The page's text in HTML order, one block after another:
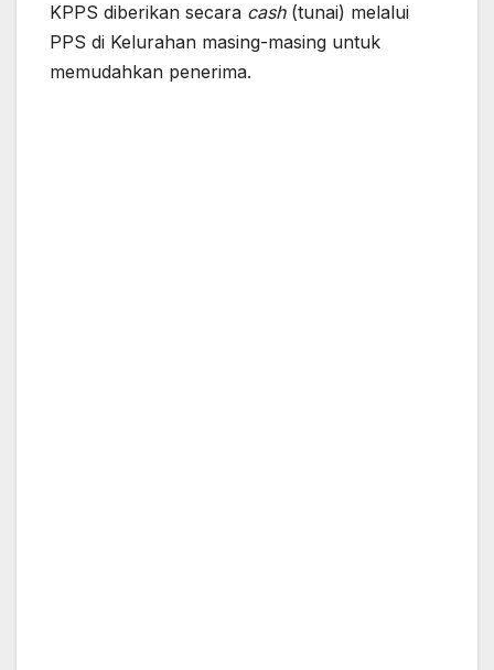
KPPS diberikan secara cash (tunai) melalui
PPS di Kelurahan masing-masing untuk
memudahkan penerima.